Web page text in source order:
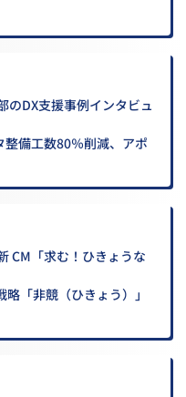
のDX支援事例インタビュ
備工数80％削減、アポ
CM「求む！ひきょうな
「非競（ひきょう）」